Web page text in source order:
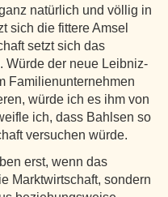
natürlich und völlig in
sich die fittere Amsel
setzt sich das
Würde der neue Leibniz-
Familienunternehmen
würde ich es ihm von
ich, dass Bahlsen so
versuchen würde.
erst, wenn das
Marktwirtschaft, sondern